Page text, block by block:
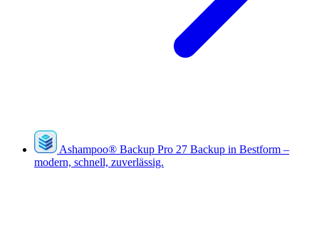
Ashampoo® Backup Pro 27 Backup in Bestform –
modern, schnell, zuverlässig.